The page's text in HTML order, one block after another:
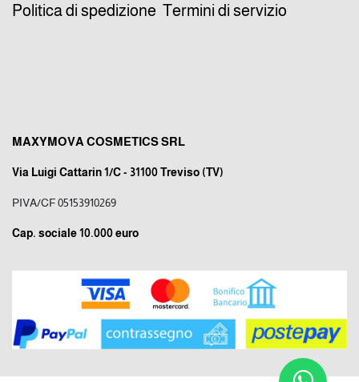
Politica di spedizione Termini di servizio
MAXYMOVA COSMETICS SRL
Via Luigi Cattarin 1/C - 31100 Treviso (TV)
PIVA/CF 05153910269
Cap. sociale 10.000 euro